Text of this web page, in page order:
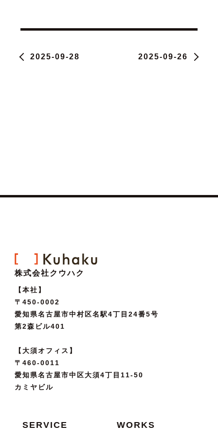
2025-09-28 2025-09-26
株式会社クウハク
【本社】
〒450-0002
愛知県名古屋市中村区名駅4丁目24番5号
第2森ビル401
【大須オフィス】
〒460-0011
愛知県名古屋市中区大須4丁目11-50
カミヤビル
SERVICE WORKS